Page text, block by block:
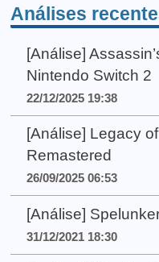
Análises
[Análise]
Nintendo Switch 2
22/12/2025 19:38
[Análise] Legacy
Remastered
26/09/2025 06:53
[Análise]
31/12/2021 18:30